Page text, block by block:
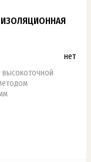
нет
высокоточной